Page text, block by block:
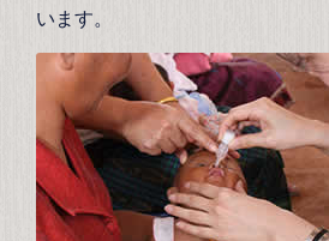
います。